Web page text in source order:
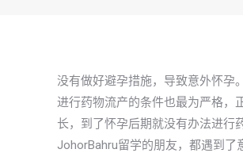
没有做好避孕措施，导致意外怀孕
进行药物流产的条件也最为严格，
长，到了怀孕后期就没有办法进行
JohorBahru留学的朋友，都遇到了